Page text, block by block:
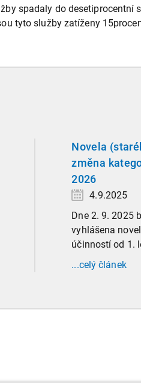
spadaly do desetiprocentní
tyto služby zatíženy
Novela
změna
2026
4.9.2025
Dne 2. 9. 2025
vyhlášena
účinností od 1.
účetní praxe.
2025, platí
...celý článek